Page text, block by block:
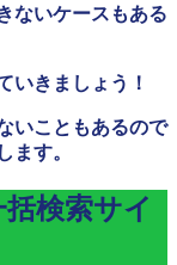
ないケースもある
いきましょう！
いこともあるので
ます。
検索サイ